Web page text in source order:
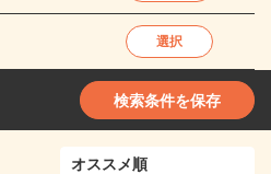
選択
検索条件を保存